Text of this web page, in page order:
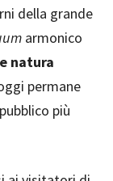
della grande
armonico
natura
permane
più